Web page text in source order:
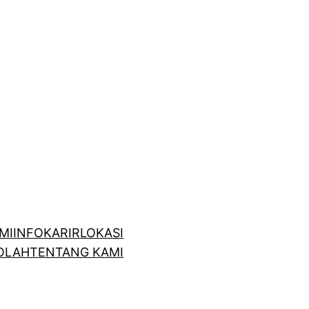
INFOKARIRLOKASI
TENTANG KAMI